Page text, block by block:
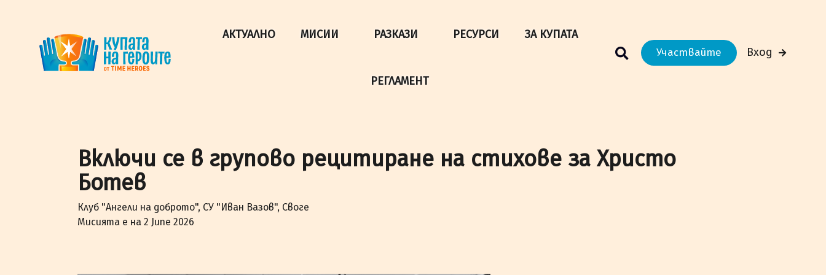
АКТУАЛНО МИСИИ РАЗКАЗИ РЕСУРСИ ЗА КУПАТА
РЕГЛАМЕНТ
Участвайте Вход
Включи се в групово рецитиране на стихове за Христо
Ботев
Клуб "Ангели на доброто", СУ "Иван Вазов", Своге
Мисията е на 2 June 2026